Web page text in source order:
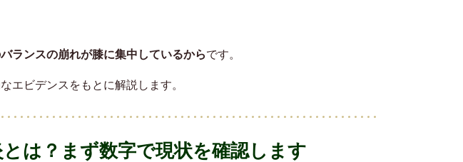
ランスの崩れが膝に集中しているからです。
エビデンスをもとに解説します。
は？まず数字で現状を確認します